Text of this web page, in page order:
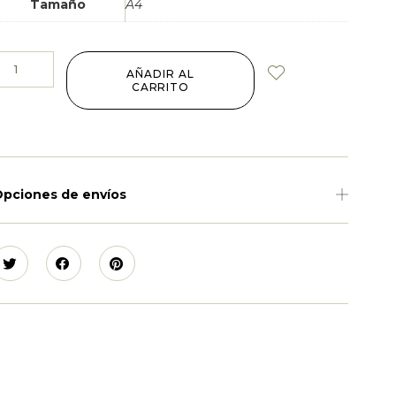
Tamaño A4
AÑADIR AL
CARRITO
de envíos